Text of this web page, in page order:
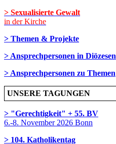
> Sexualisierte Gewalt
in der Kirche
> Themen & Projekte
> Ansprechpersonen in Diözesen
> Ansprechpersonen zu Themen
UNSERE TAGUNGEN
> "Gerechtigkeit" + 55. BV
6.-8. November 2026 Bonn
> 104. Katholikentag